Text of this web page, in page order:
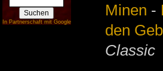
In Partnerschaft mit Google
Minen -
den
Classic